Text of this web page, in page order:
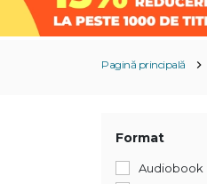
Pagină principală
Format
Audiobook